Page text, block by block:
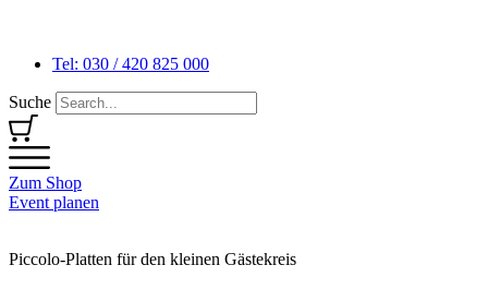
Tel: 030 / 420 825 000
Suche
Zum Shop
Event planen
Piccolo-Platten für den kleinen Gästekreis